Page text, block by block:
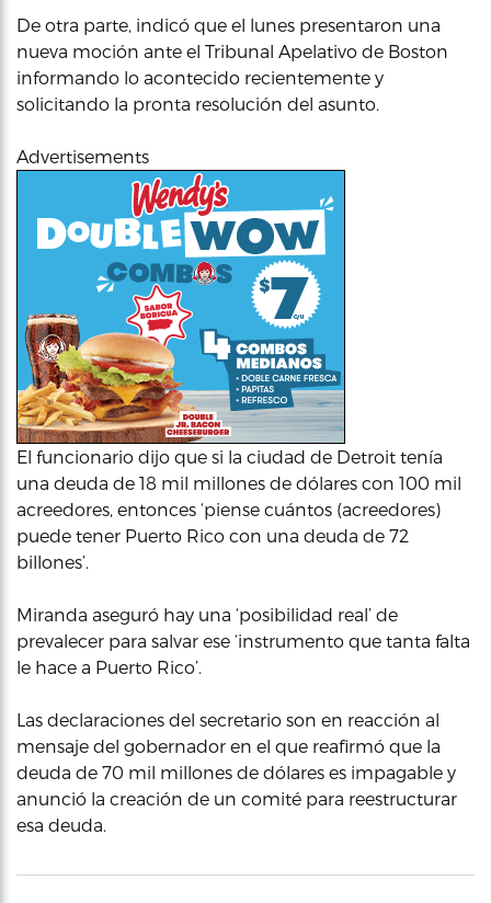
De otra parte, indicó que el lunes presentaron una
nueva moción ante el Tribunal Apelativo de Boston
informando lo acontecido recientemente y
solicitando la pronta resolución del asunto.
Advertisements
El funcionario dijo que si la ciudad de Detroit tenía
una deuda de 18 mil millones de dólares con 100 mil
acreedores, entonces ‘piense cuántos (acreedores)
puede tener Puerto Rico con una deuda de 72
billones’.
Miranda aseguró hay una ‘posibilidad real’ de
prevalecer para salvar ese ‘instrumento que tanta falta
le hace a Puerto Rico’.
Las declaraciones del secretario son en reacción al
mensaje del gobernador en el que reafirmó que la
deuda de 70 mil millones de dólares es impagable y
anunció la creación de un comité para reestructurar
esa deuda.